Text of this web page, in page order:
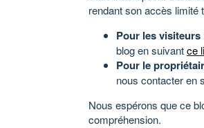
rendant son accès limité
Pour les visiteurs
blog en suivantce
Pour le
nous contacter en
Nous espérons que ce
compréhension.